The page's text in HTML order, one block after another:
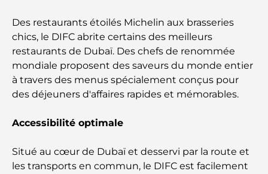
mélange de saveurs et de paysages
Restaurants avec vue sur le Burj Al Arab :
Expériences gastronomiques exceptionnelles à
Dubaï
2026
Restaurants italiens du centre-ville de Dubaï : un
avant-goût d'Italie au cœur de la ville
Des restaurants étoilés Michelin aux brasseries
chics, le DIFC abrite certains des meilleurs
restaurants de Dubaï. Des chefs de renommée
mondiale proposent des saveurs du monde entier
à travers des menus spécialement conçus pour
des déjeuners d'affaires rapides et mémorables.
Accessibilité optimale
Situé au cœur de Dubaï et desservi par la route et
les transports en commun, le DIFC est facilement